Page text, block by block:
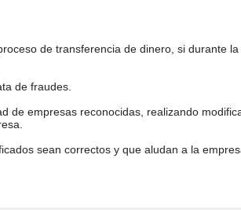
de transferencia de dinero, si durante
de fraudes.
de empresas reconocidas, realizando
sean correctos y que aludan a la